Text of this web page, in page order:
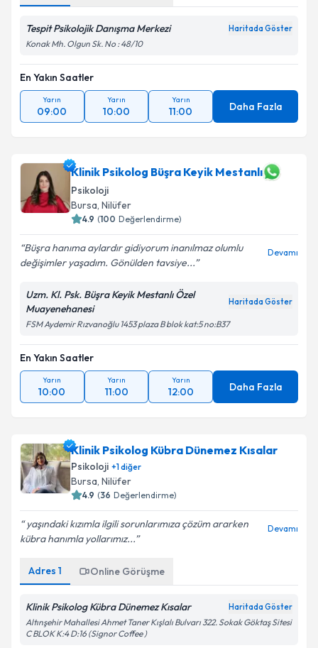
Tespit Psikolojik Danışma Merkezi Haritada Göster
Konak Mh. Olgun Sk. No : 48/10
En Yakın Saatler
Yarın
09:00
Yarın
10:00
Yarın
11:00 Daha Fazla
Klinik Psikolog Büşra Keyik Mestanlı
Psikoloji
Bursa, Nilüfer
4.9 (100 Değerlendirme)
Büşra hanıma aylardır gidiyorum inanılmaz olumlu
değişimler yaşadım. Gönülden tavsiye...
Devamı
Uzm. Kl. Psk. Büşra Keyik Mestanlı Özel
Muayenehanesi
Haritada Göster
FSM Aydemir Rızvanoğlu 1453 plaza B blok kat:5 no:B37
En Yakın Saatler
Yarın
10:00
Yarın
11:00
Yarın
12:00 Daha Fazla
Klinik Psikolog Kübra Dünemez Kısalar
Psikoloji +1diğer
Bursa, Nilüfer
4.9 (36 Değerlendirme)
yaşındaki kızımla ilgili sorunlarımıza çözüm ararken
kübra hanımla yollarımız...
Devamı
Adres 1 Online Görüşme
Klinik Psikolog Kübra Dünemez Kısalar Haritada Göster
Altınşehir Mahallesi Ahmet Taner Kışlalı Bulvarı 322. Sokak Göktaş Sitesi
C BLOK K:4 D:16 (Signor Coffee )